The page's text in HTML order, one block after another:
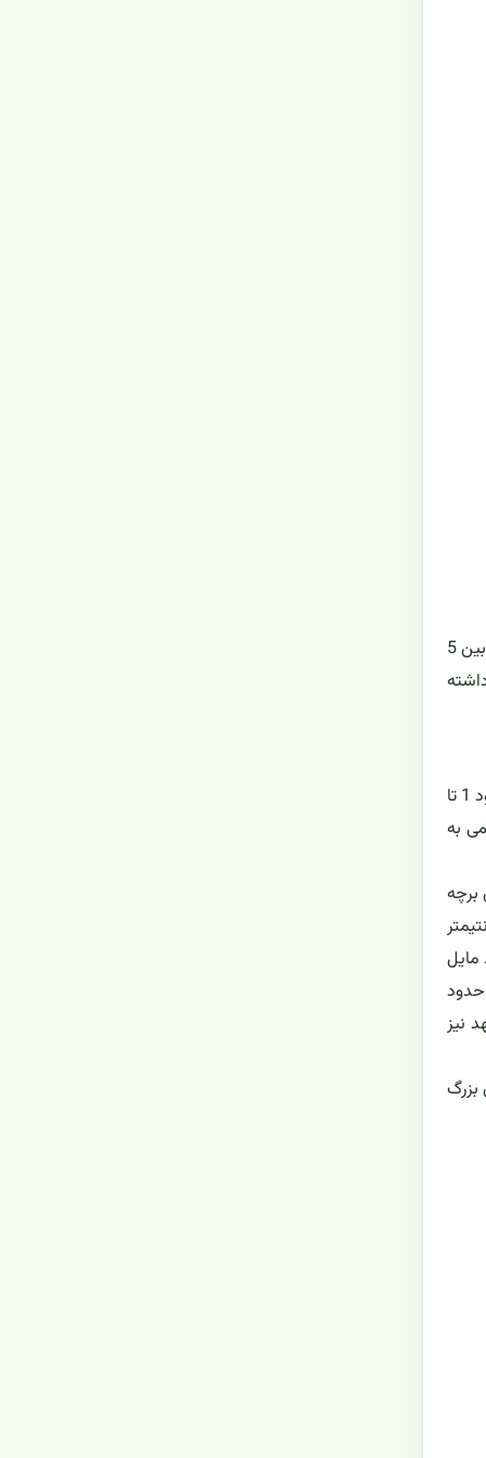
کاکتوس میوه اژدها گیاهی است با ساقه های آبدار که عادت رشد بالارونده و خزنده دارد. و دارای شاخه های فرعی زیادی است. ساقه ها بین 5
12 سانتیمتر ضخامت داشته
آرئول های این گیاه بصورت خارهای کوچک یا کرک هایی هستند که حدود 2 میلیمتر طول دارند. این کرک های روی شاخه های مسن حدود 1 تا
به
پیش برچه
(براکتئول هایی) تخم مرغی شکل هستند. نهنج حدود 3 سانتیمتر
به رنگ زرد مایل
10 تا 15 سانتیمتر طول و حدود
حاوی شهد نیز
براکته های بزرگ